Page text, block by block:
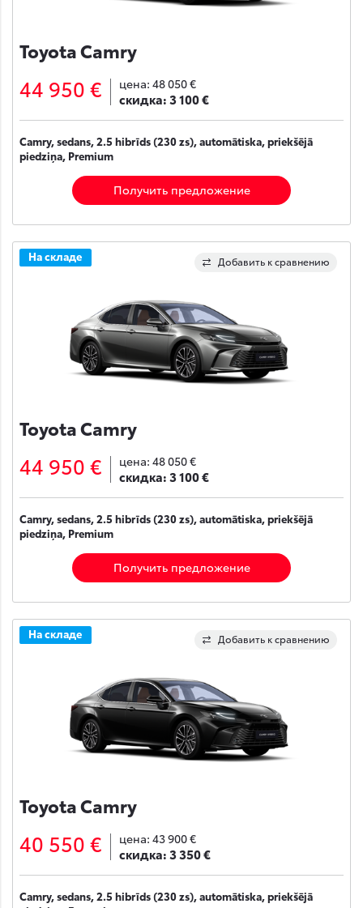
Toyota Camry
44 950 € цена: 48 050 €
скидка:3 100 €
Camry, sedans, 2.5 hibrīds (230 zs), automātiska, priekšējā
piedziņa, Premium
Получить предложение
Добавить к сравнению
На складе
Toyota Camry
44 950 € цена: 48 050 €
скидка:3 100 €
Camry, sedans, 2.5 hibrīds (230 zs), automātiska, priekšējā
piedziņa, Premium
Получить предложение
Добавить к сравнению
На складе
Toyota Camry
40 550 € цена: 43 900 €
скидка:3 350 €
Camry, sedans, 2.5 hibrīds (230 zs), automātiska, priekšējā